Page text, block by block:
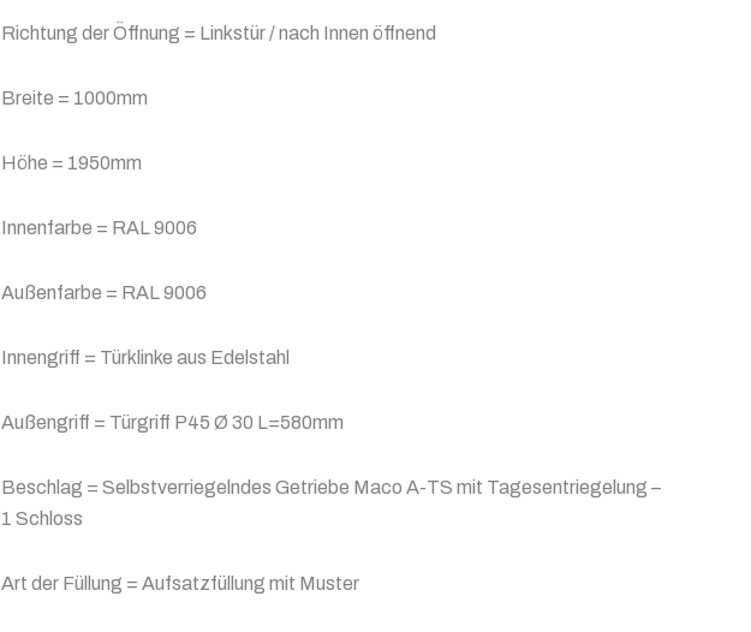
Richtung der Öffnung = Linkstür / nach Innen öffnend
Breite = 1000mm
Höhe = 1950mm
Innenfarbe = RAL 9006
Außenfarbe = RAL 9006
Innengriff = Türklinke aus Edelstahl
Außengriff = Türgriff P45 Ø 30 L=580mm
Beschlag = Selbstverriegelndes Getriebe Maco A-TS mit Tagesentriegelung –
1 Schloss
Art der Füllung = Aufsatzfüllung mit Muster